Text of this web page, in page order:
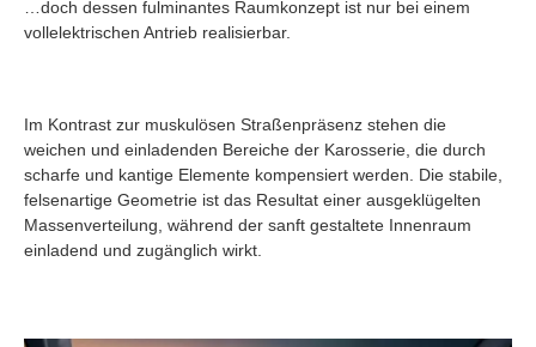
…doch dessen fulminantes Raumkonzept ist nur bei einem
vollelektrischen Antrieb realisierbar.
Im Kontrast zur muskulösen Straßenpräsenz stehen die
weichen und einladenden Bereiche der Karosserie, die durch
scharfe und kantige Elemente kompensiert werden. Die stabile,
felsenartige Geometrie ist das Resultat einer ausgeklügelten
Massenverteilung, während der sanft gestaltete Innenraum
einladend und zugänglich wirkt.